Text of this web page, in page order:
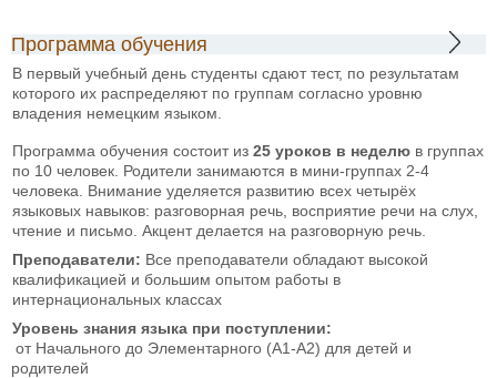
Программа обучения
В первый учебный день студенты сдают тест, по результатам
которого их распределяют по группам согласно уровню
владения немецким языком.
Программа обучения состоит из 25 уроков в неделю в группах
по 10 человек. Родители занимаются в мини-группах 2-4
человека. Внимание уделяется развитию всех четырёх
языковых навыков: разговорная речь, восприятие речи на слух,
чтение и письмо. Акцент делается на разговорную речь.
Преподаватели: Все преподаватели обладают высокой
квалификацией и большим опытом работы в
интернациональных классах
Уровень знания языка при поступлении:
от Начального до Элементарного (А1-А2) для детей и
родителей